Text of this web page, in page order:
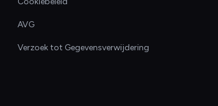
AVG
Verzoek tot Gegevensverwijdering